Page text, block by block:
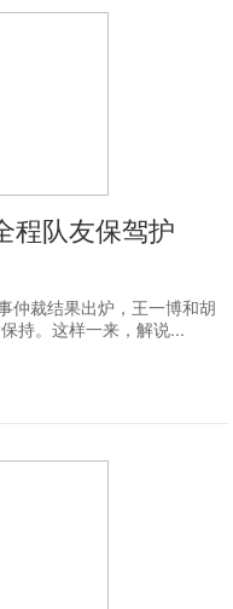
程队友保驾护
仲裁结果出炉，王一博和胡
持。这样一来，解说...